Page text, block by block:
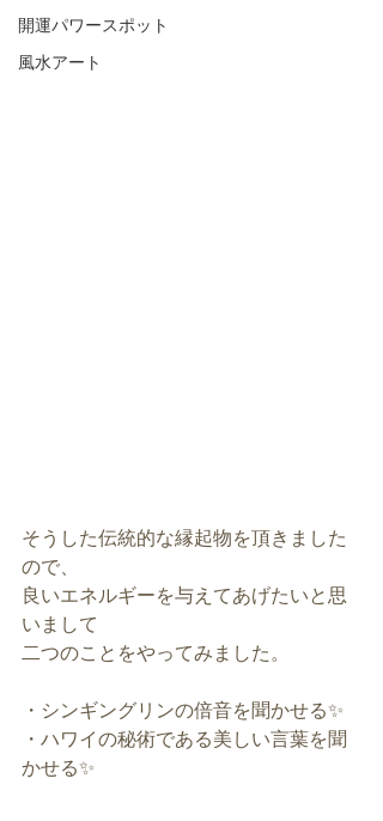
開運パワースポット
風水アート
そうした伝統的な縁起物を頂きました
ので、
良いエネルギーを与えてあげたいと思
いまして
二つのことをやってみました。
・シンギングリンの倍音を聞かせる✨
・ハワイの秘術である美しい言葉を聞
かせる✨